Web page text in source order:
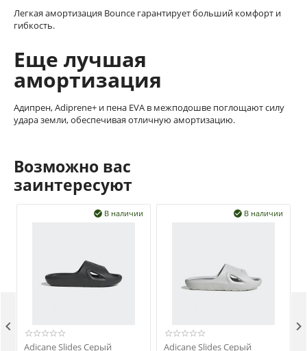
Легкая амортизация Bounce гарантирует больший комфорт и
гибкость.
Еще лучшая
амортизация
Адипрен, Adiprene+ и пена EVA в межподошве поглощают силу
удара земли, обеспечивая отличную амортизацию.
Возможно вас
заинтересуют
В наличии

Adicane Slides Серый
В наличии

Adicane Slides Серый
 